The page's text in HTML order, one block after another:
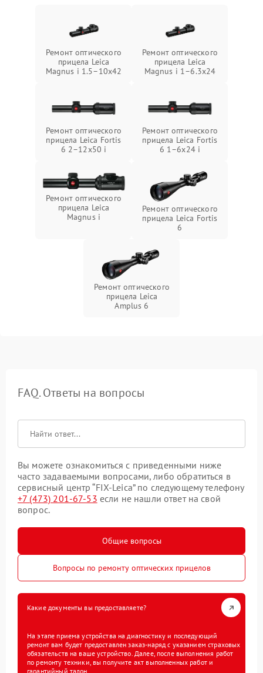
Ремонт оптического
прицела Leica
Magnus i 1.5–10x42
Ремонт оптического
прицела Leica
Magnus i 1–6.3x24
Ремонт оптического
прицела Leica Fortis
6 2–12x50 i
Ремонт оптического
прицела Leica Fortis
6 1–6x24 i
Ремонт оптического
прицела Leica
Magnus i
Ремонт оптического
прицела Leica Fortis
6
Ремонт оптического
прицела Leica
Amplus 6
FAQ. Ответы на вопросы
Вы можете ознакомиться с приведенными ниже
часто задаваемыми вопросами, либо обратиться в
сервисный центр “FIX-Leica” по следующему телефону
+7 (473) 201-67-53 если не нашли ответ на свой
вопрос.
Общие вопросы
Вопросы по ремонту оптических прицелов
Какие документы вы предоставляете?
На этапе приема устройства на диагностику и последующий
ремонт вам будет предоставлен заказ-наряд с указанием страховых
обязательств на ваше устройство. Далее, после выполнения работ
по ремонту техники, вы получите акт выполненных работ и
гарантийный талон.